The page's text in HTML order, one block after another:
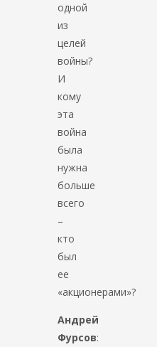
одной
из
целей
войны?
И
кому
эта
война
была
нужна
больше
всего
–
кто
был
ее
«акционерами»?
Андрей
Фурсов: